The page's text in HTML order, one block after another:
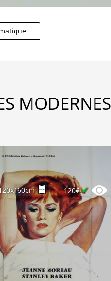
MODERNES
120€✔